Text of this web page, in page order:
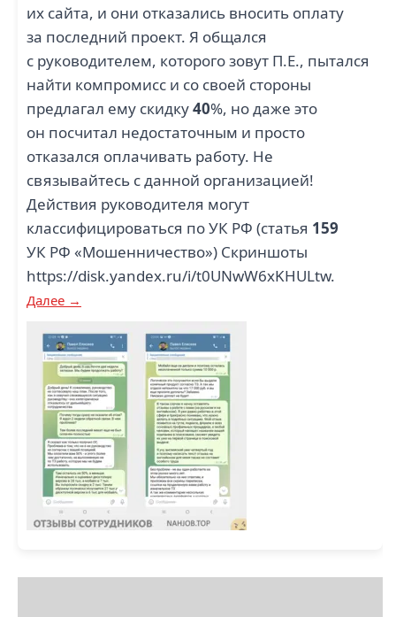
их сайта, и они отказались вносить оплату
за последний проект. Я общался
с руководителем, которого зовут П.Е., пытался
найти компромисс и со своей стороны
предлагал ему скидку40%, но даже это
он посчитал недостаточным и просто
отказался оплачивать работу. Не
связывайтесь с данной организацией!
Действия руководителя могут
классифицироваться по УК РФ (статья 159
УК РФ «Мошенничество») Скриншоты
https://disk.yandex.ru/i/t0UNwW6xKHULtw.
Далее →